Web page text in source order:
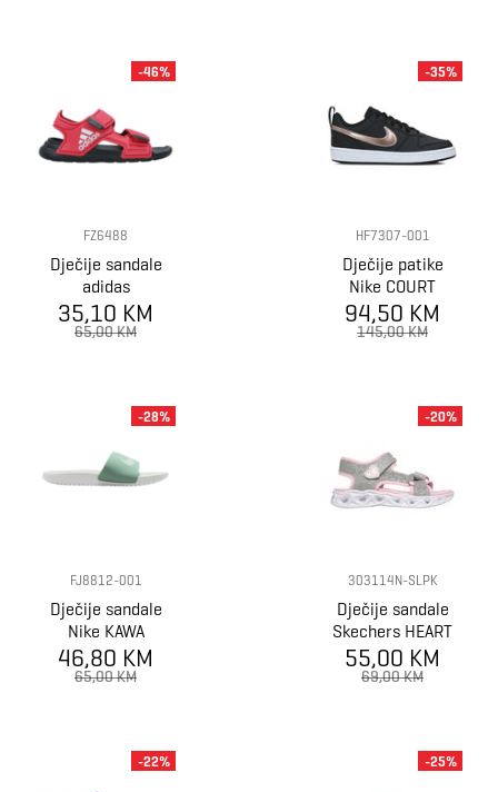
FZ6488
Dječije sandale
adidas
ALTASWIM C
35,10 KM
65,00 KM
-46%
HF7307-001
Dječije patike
Nike COURT
BOROUGH LOW
RC SE BG
94,50 KM
145,00 KM
-35%
FJ8812-001
Dječije sandale
Nike KAWA
SLIDE BGP
46,80 KM
65,00 KM
-28%
303114N-SLPK
Dječije sandale
Skechers HEART
LIGHTS
SANDALS
55,00 KM
69,00 KM
-20%
-22% -25%